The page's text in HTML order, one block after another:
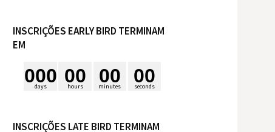
INSCRIÇÕES EARLY BIRD TERMINAM
EM
days
000 hours
00 minutes
00 seconds
00
INSCRIÇÕES LATE BIRD TERMINAM